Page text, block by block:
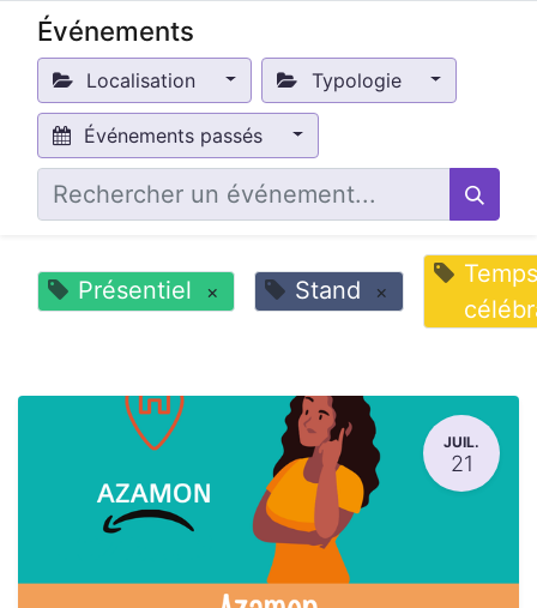
Événements
Localisation Typologie
Événements passés
Présentiel × Stand ×
Temps
JUIL.
21